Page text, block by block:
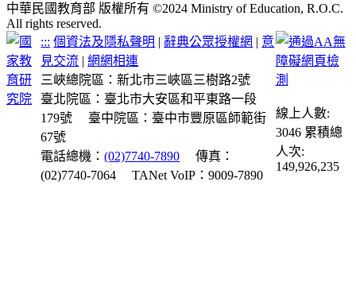
中華民國教育部 版權所有 ©2024 Ministry of Education, R.O.C.
All rights reserved.
::: 個資法及隱私聲明 | 辭典公眾授權網 | 意
見交流 |網網相連
三峽總院區：新北市三峽區三樹路2號
臺北院區：臺北市大安區和平東路一段
179號
臺中院區：臺中市豐原區師範街
67號
電話總機：(02)7740-7890
傳真：
(02)7740-7064
TANet VoIP：9009-7890
線上人數:
3046 累積總
人次:
149,926,235